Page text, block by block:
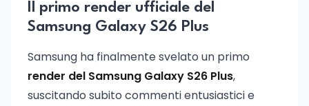
Il primo render ufficiale del
Samsung Galaxy S26 Plus
Samsung ha finalmente svelato un primo
render del Samsung Galaxy S26 Plus,
suscitando subito commenti entusiastici e